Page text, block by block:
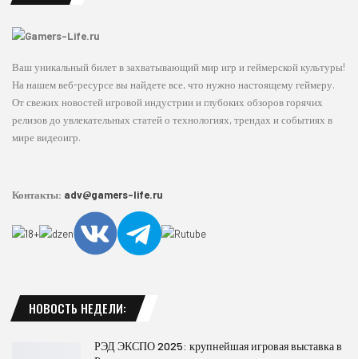
Ваш уникальный билет в захватывающий мир игр и геймерской культуры!
На нашем веб-ресурсе вы найдете все, что нужно настоящему геймеру.
От свежих новостей игровой индустрии и глубоких обзоров горячих
релизов до увлекательных статей о технологиях, трендах и событиях в
мире видеоигр.
Контакты: adv@gamers-life.ru
НОВОСТЬ НЕДЕЛИ:
РЭД ЭКСПО 2025: крупнейшая игровая выставка в